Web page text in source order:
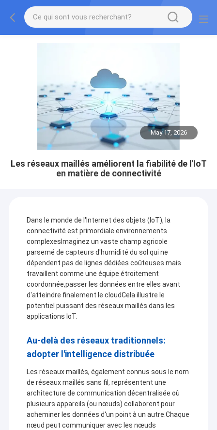
May 17, 2026
Les réseaux maillés améliorent la fiabilité de l'IoT
en matière de connectivité
Dans le monde de l'Internet des objets (IoT), la
connectivité est primordiale.environnements
complexesImaginez un vaste champ agricole
parsemé de capteurs d'humidité du sol qui ne
dépendent pas de lignes dédiées coûteuses mais
travaillent comme une équipe étroitement
coordonnée,passer les données entre elles avant
d'atteindre finalement le cloudCela illustre le
potentiel puissant des réseaux maillés dans les
applications IoT.
Au-delà des réseaux traditionnels:
adopter l'intelligence distribuée
Les réseaux maillés, également connus sous le nom
de réseaux maillés sans fil, représentent une
architecture de communication décentralisée où
plusieurs appareils (ou nœuds) collaborent pour
acheminer les données d'un point à un autre.Chaque
nœud peut communiquer avec les nœuds